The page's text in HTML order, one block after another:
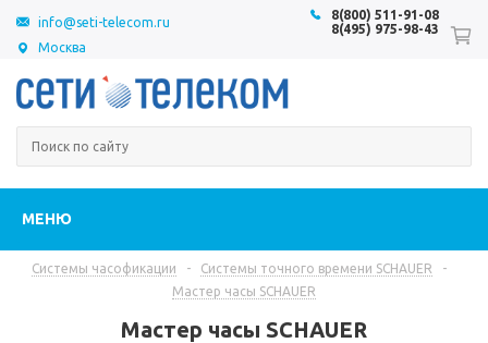
Москва
8(800) 511-91-08
8(495) 975-98-43
info@seti-telecom.ru
МЕНЮ
Системы часофикации - Системы точного времени SCHAUER
-
Мастер часы SCHAUER
Мастер часы SCHAUER